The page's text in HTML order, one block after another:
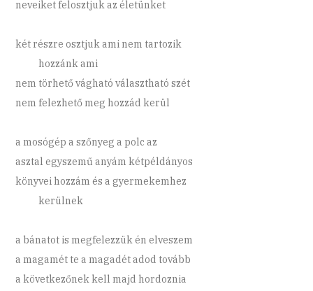
neveiket felosztjuk az életünket
két részre osztjuk ami nem tartozik
hozzánk ami
nem törhető vágható választható szét
nem felezhető meg hozzád kerül
a mosógép a szőnyeg a polc az
asztal egyszemű anyám kétpéldányos
könyvei hozzám és a gyermekemhez
kerülnek
a bánatot is megfelezzük én elveszem
a magamét te a magadét adod tovább
a következőnek kell majd hordoznia